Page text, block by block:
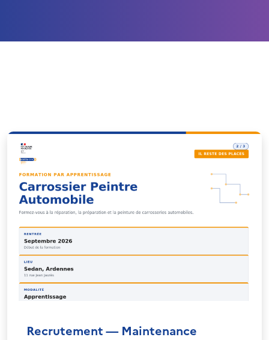
Recrutement — Maintenance